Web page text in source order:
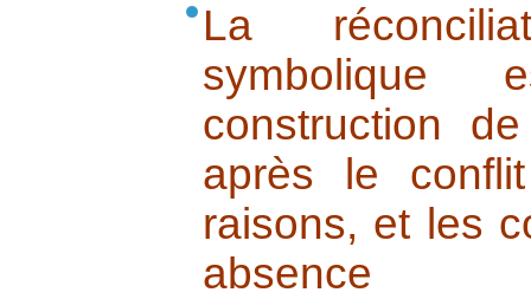
La
symbolique
construction
après le
raisons, et les
absence